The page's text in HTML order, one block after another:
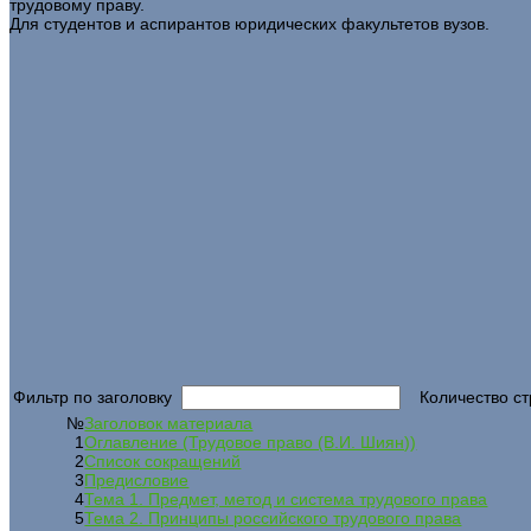
трудовому праву.
Для студентов и аспирантов юридических факультетов вузов.
Фильтр по заголовку
Количество
№Заголовок материала
1Оглавление (Трудовое право (В.И. Шиян))
2Список сокращений
3Предисловие
4Тема 1. Предмет, метод и система трудового права
5Тема 2. Принципы российского трудового права